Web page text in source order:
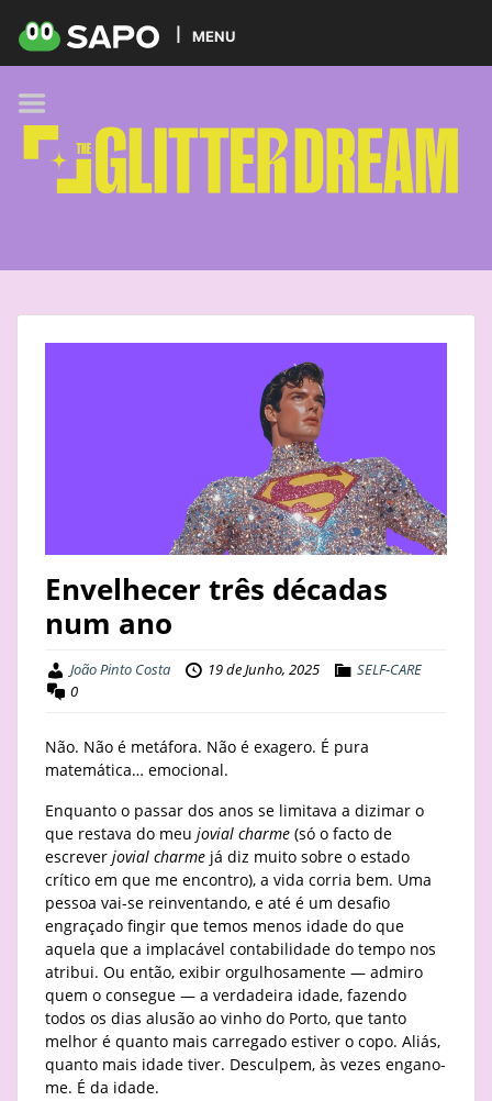
MENU
Envelhecer três décadas
num ano
João Pinto Costa 19 de Junho, 2025
SELF-CARE
0
Não. Não é metáfora. Não é exagero. É pura
matemática… emocional.
Enquanto o passar dos anos se limitava a dizimar o
que restava do meu jovial charme (só o facto de
escrever jovial charme já diz muito sobre o estado
crítico em que me encontro), a vida corria bem. Uma
pessoa vai-se reinventando, e até é um desafio
engraçado fingir que temos menos idade do que
aquela que a implacável contabilidade do tempo nos
atribui. Ou então, exibir orgulhosamente — admiro
quem o consegue — a verdadeira idade, fazendo
todos os dias alusão ao vinho do Porto, que tanto
melhor é quanto mais carregado estiver o copo. Aliás,
quanto mais idade tiver. Desculpem, às vezes engano-
me. É da idade.
HOME
PODCAST
GLITTER BRANDS
KIDS
TREND
BUSINESS
ABOUT